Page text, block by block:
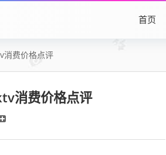
首页
消费价格点评
消费价格点评